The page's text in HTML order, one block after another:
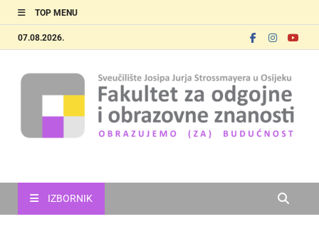
TOP MENU
07.08.2026.
IZBORNIK